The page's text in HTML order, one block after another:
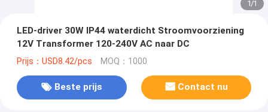
1/1
LED-driver 30W IP44 waterdicht Stroomvoorziening
12V Transformer 120-240V AC naar DC
Prijs：USD8.42/pcs MOQ：1000
Beste prijs Contact nu